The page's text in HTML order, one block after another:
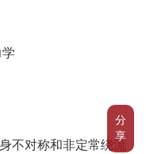
分
享
对称和非定常绕流